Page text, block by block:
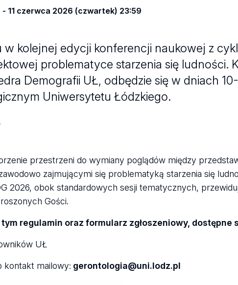
11 czerwca 2026 (czwartek) 23:59
w kolejnej edycji konferencji naukowej z
problematyce starzenia się ludności.
Demografii UŁ, odbędzie się w dniach
Uniwersytetu Łódzkiego.
przestrzeni do wymiany poglądów między
zajmującymi się problematyką starzenia się
2026, obok standardowych sesji tematycznych,
Gości.
regulamin oraz formularz zgłoszeniowy, dostępne
UŁ
kontakt mailowy: gerontologia@uni.lodz.pl